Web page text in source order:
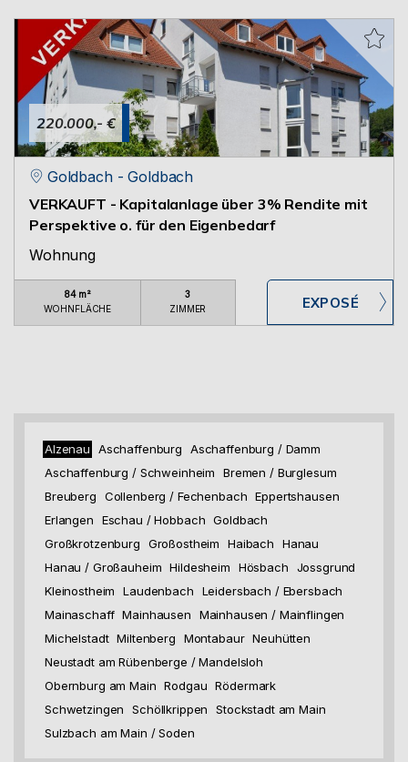
220.000,- €
Goldbach - Goldbach
VERKAUFT - Kapitalanlage über 3% Rendite mit
Perspektive o. für den Eigenbedarf
Wohnung
84 m²
WOHNFLÄCHE
3
ZIMMER
Alzenau Aschaffenburg
Aschaffenburg / Damm
Aschaffenburg / Schweinheim
Bremen / Burglesum
Breuberg
Collenberg / Fechenbach Eppertshausen
Erlangen
Eschau / Hobbach Goldbach
Großkrotzenburg
Großostheim Haibach
Hanau
Hanau / Großauheim Hildesheim Hösbach
Jossgrund
Kleinostheim
Laudenbach
Leidersbach / Ebersbach
Mainaschaff Mainhausen
Mainhausen / Mainflingen
Michelstadt Miltenberg Montabaur Neuhütten
Neustadt am Rübenberge / Mandelsloh
Obernburg am Main Rodgau Rödermark
Schwetzingen
Schöllkrippen
Stockstadt am Main
Sulzbach am Main / Soden